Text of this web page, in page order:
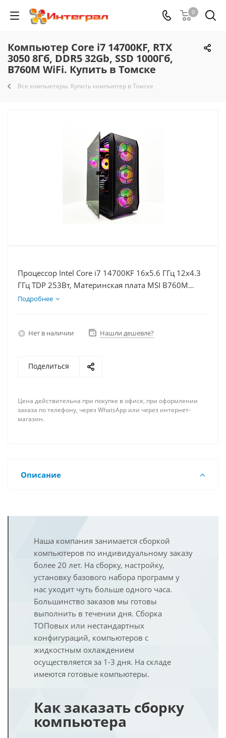
0
Компьютер Core i7 14700KF, RTX
3050 8Гб, DDR5 32Gb, SSD 1000Гб,
B760M WiFi. Купить в Томске
Все компьютеры. Купить компьютер в Томске
Процессор Intel Core i7 14700KF 16x5.6 ГГц 12x4.3
ГГц TDP 253Вт, Материнская плата MSI B760M
BOMBER WIFI D5, Видеокарта RTX 3050 8Гб, Память
Подробнее
Нет в наличии Нашли дешевле?
Поделиться
Цена действительна при покупке в офисе, при оформлении
заказа по телефону, через WhatsApp или через интернет-
магазин.
Описание
Наша компания занимается сборкой
компьютеров по индивидуальному заказу
более 20 лет. На сборку, настройку,
установку базового набора программ у
нас уходит чуть больше одного часа.
Большинство заказов мы готовы
выполнить в течении дня. Сборка
ТОПовых или нестандартных
конфигураций, компьютеров с
жидкостным охлаждением
осуществляется за 1-3 дня. На складе
имеются готовые компьютеры.
Как заказать сборку
компьютера